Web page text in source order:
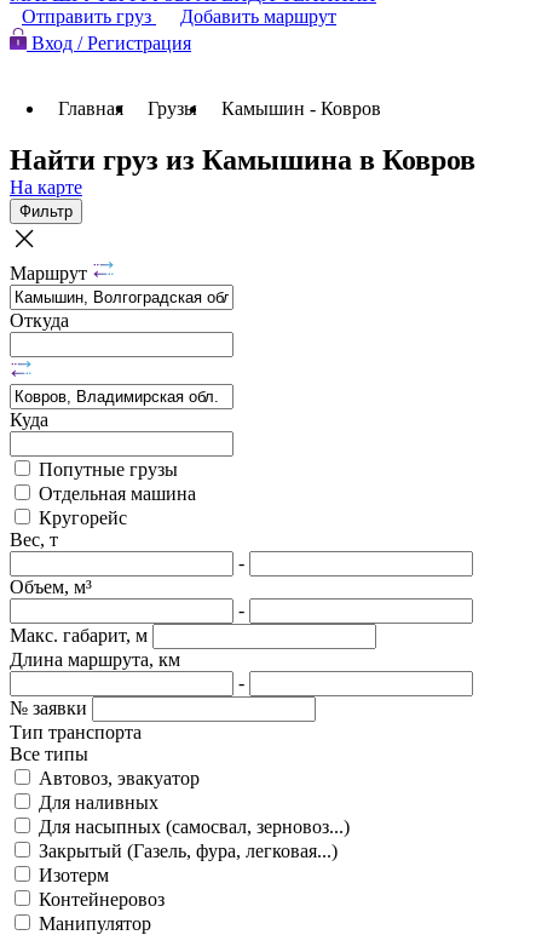
Отправить груз
Добавить маршрут
Вход / Регистрация
Главная Грузы Камышин - Ковров
Найти груз из Камышина в Ковров
На карте
Фильтр
Маршрут
Откуда
Куда
Попутные грузы
Отдельная машина
Кругорейс
Вес, т
-
Объем, м³
-
Макс. габарит, м
Длина маршрута, км
-
№ заявки
Тип транспорта
Все типы
Автовоз, эвакуатор
Для наливных
Для насыпных (самосвал, зерновоз...)
Закрытый (Газель, фура, легковая...)
Изотерм
Контейнеровоз
Манипулятор